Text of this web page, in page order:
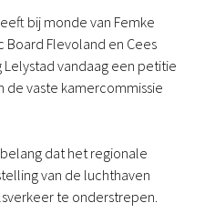
bij monde van Femke
Board Flevoland en Cees
vandaag een petitie
de vaste kamercommissie
dat het regionale
van de luchthaven
te onderstrepen.